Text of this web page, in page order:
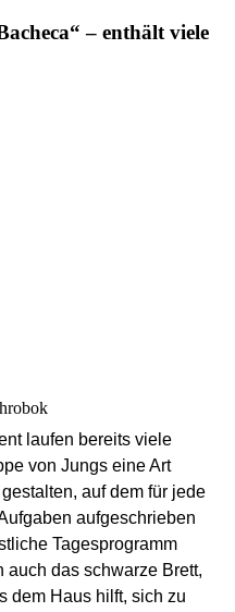
– enthält viele
laufen bereits viele
von Jungs eine Art
auf dem für jede
aufgeschrieben
Tagesprogramm
auch das schwarze Brett,
dem Haus hilft, sich zu